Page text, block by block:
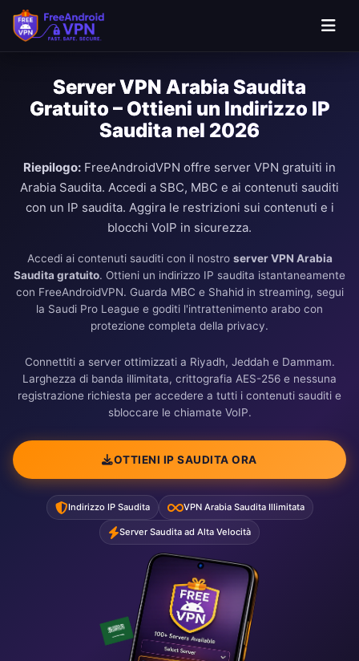
Server VPN Arabia Saudita
Gratuito – Ottieni un Indirizzo IP
Saudita nel 2026
Riepilogo: FreeAndroidVPN offre server VPN gratuiti in
Arabia Saudita. Accedi a SBC, MBC e ai contenuti sauditi
con un IP saudita. Aggira le restrizioni sui contenuti e i
blocchi VoIP in sicurezza.
Accedi ai contenuti sauditi con il nostro server VPN Arabia
Saudita gratuito. Ottieni un indirizzo IP saudita istantaneamente
con FreeAndroidVPN. Guarda MBC e Shahid in streaming, segui
la Saudi Pro League e goditi l'intrattenimento arabo con
protezione completa della privacy.
Connettiti a server ottimizzati a Riyadh, Jeddah e Dammam.
Larghezza di banda illimitata, crittografia AES-256 e nessuna
registrazione richiesta per accedere a tutti i contenuti sauditi e
sbloccare le chiamate VoIP.
OTTIENI IP SAUDITA ORA
Indirizzo IP Saudita VPN Arabia Saudita Illimitata
Server Saudita ad Alta Velocità